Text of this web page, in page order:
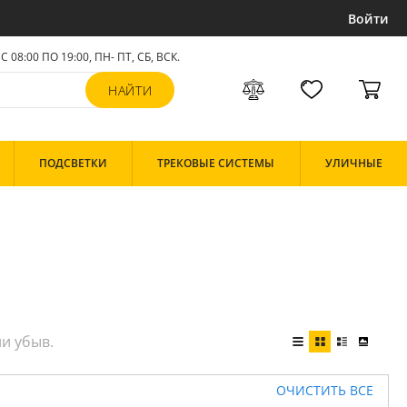
Войти
С 08:00 ПО 19:00, ПН- ПТ,СБ, ВСК.
ПОДСВЕТКИ ТРЕКОВЫЕ СИСТЕМЫ УЛИЧНЫЕ
ОЧИСТИТЬ ВСЕ